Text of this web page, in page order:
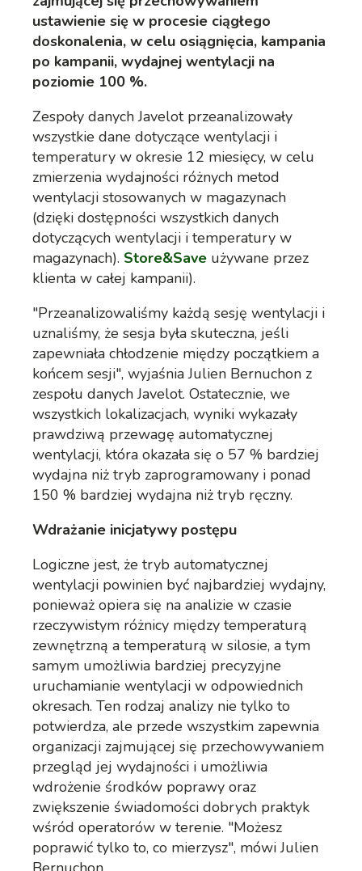
ustawienie się w procesie ciągłego
doskonalenia, w celu osiągnięcia, kampania
po kampanii, wydajnej wentylacji na
poziomie 100 %.
Zespoły danych Javelot przeanalizowały
wszystkie dane dotyczące wentylacji i
temperatury w okresie 12 miesięcy, w celu
zmierzenia wydajności różnych metod
wentylacji stosowanych w magazynach
(dzięki dostępności wszystkich danych
dotyczących wentylacji i temperatury w
magazynach). Store&Save używane przez
klienta w całej kampanii).
"Przeanalizowaliśmy każdą sesję wentylacji i
uznaliśmy, że sesja była skuteczna, jeśli
zapewniała chłodzenie między początkiem a
końcem sesji", wyjaśnia Julien Bernuchon z
zespołu danych Javelot. Ostatecznie, we
wszystkich lokalizacjach, wyniki wykazały
prawdziwą przewagę automatycznej
wentylacji, która okazała się o 57 % bardziej
wydajna niż tryb zaprogramowany i ponad
150 % bardziej wydajna niż tryb ręczny.
Wdrażanie inicjatywy postępu
Logiczne jest, że tryb automatycznej
wentylacji powinien być najbardziej wydajny,
ponieważ opiera się na analizie w czasie
rzeczywistym różnicy między temperaturą
zewnętrzną a temperaturą w silosie, a tym
samym umożliwia bardziej precyzyjne
uruchamianie wentylacji w odpowiednich
okresach. Ten rodzaj analizy nie tylko to
potwierdza, ale przede wszystkim zapewnia
organizacji zajmującej się przechowywaniem
przegląd jej wydajności i umożliwia
wdrożenie środków poprawy oraz
zwiększenie świadomości dobrych praktyk
wśród operatorów w terenie. "Możesz
poprawić tylko to, co mierzysz", mówi Julien